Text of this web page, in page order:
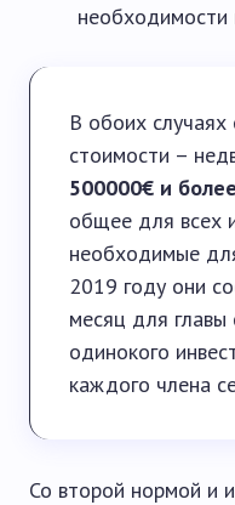
необходимости
В обоих
стоимости –
500000€ и более
общее для всех
необходимые
2019 году они
месяц для главы
одинокого
каждого члена
Со второй нормой и